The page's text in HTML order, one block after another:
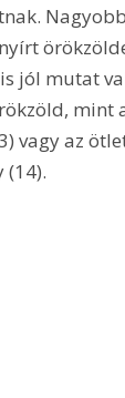
jól mutat
mint
vagy az
(14).